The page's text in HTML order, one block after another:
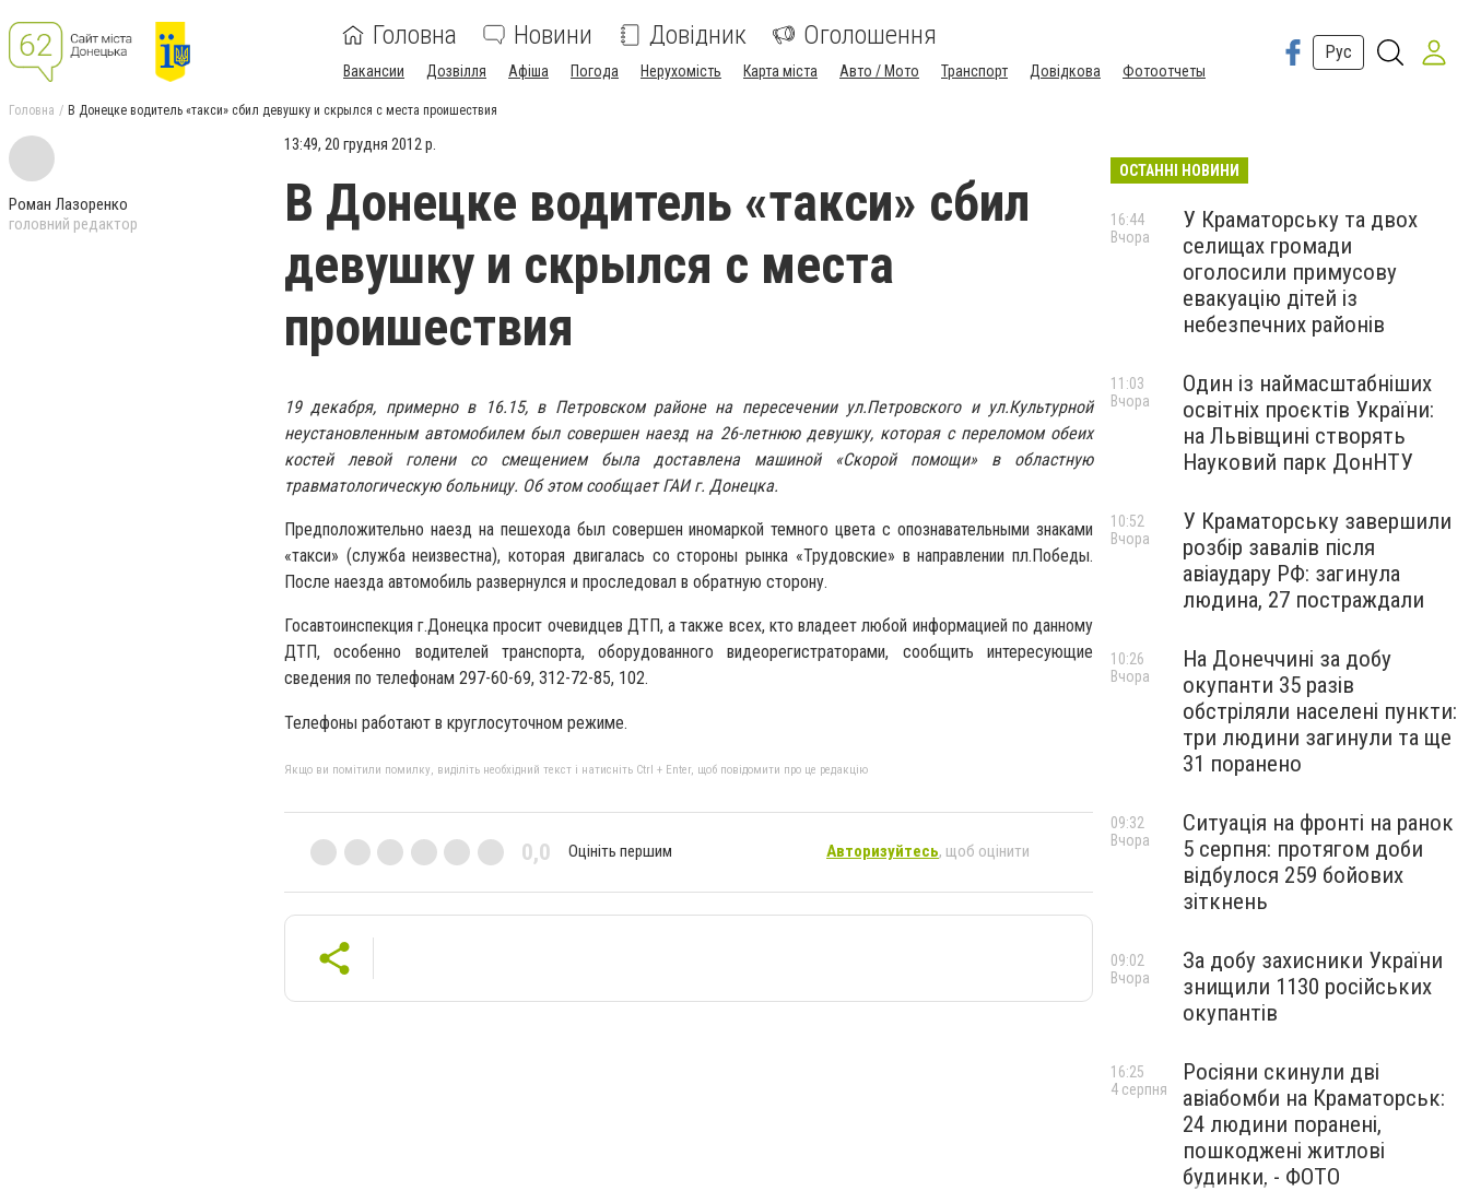
Головна Новини Довідник Оголошення
Вакансии Дозвілля Афіша Погода Нерухомість Карта міста Авто / Мото Транспорт Довідкова Фотоотчеты
Рус
Головна В Донецке водитель «такси» сбил девушку и скрылся с места проишествия
Роман Лазоренко
головний редактор
13:49, 20 грудня 2012 р.
В Донецке водитель «такси» сбил
девушку и скрылся с места
проишествия
19 декабря, примерно в 16.15, в Петровском районе на пересечении ул.Петровского и ул.Культурной
неустановленным автомобилем был совершен наезд на 26-летнюю девушку, которая с переломом обеих
костей левой голени со смещением была доставлена машиной «Скорой помощи» в областную
травматологическую больницу. Об этом сообщает ГАИ г. Донецка.
Предположительно наезд на пешехода был совершен иномаркой темного цвета с опознавательными знаками
«такси» (служба неизвестна), которая двигалась со стороны рынка «Трудовские» в направлении пл.Победы.
После наезда автомобиль развернулся и проследовал в обратную сторону.
Госавтоинспекция г.Донецка просит очевидцев ДТП, а также всех, кто владеет любой информацией по данному
ДТП, особенно водителей транспорта, оборудованного видеорегистраторами, сообщить интересующие
сведения по телефонам 297-60-69, 312-72-85, 102.
Телефоны работают в круглосуточном режиме.
Якщо ви помітили помилку, виділіть необхідний текст і натисніть Ctrl + Enter, щоб повідомити про це редакцію
0,0 Оцініть першим Авторизуйтесь, щоб оцінити
ОСТАННІ НОВИНИ
У Краматорську та двох
селищах громади
оголосили примусову
евакуацію дітей із
небезпечних районів
16:44
Вчора
Один із наймасштабніших
освітніх проєктів України:
на Львівщині створять
Науковий парк ДонНТУ
11:03
Вчора
У Краматорську завершили
розбір завалів після
авіаудару РФ: загинула
людина, 27 постраждали
10:52
Вчора
На Донеччині за добу
окупанти 35 разів
обстріляли населені пункти:
три людини загинули та ще
31 поранено
10:26
Вчора
Ситуація на фронті на ранок
5 серпня: протягом доби
відбулося 259 бойових
зіткнень
09:32
Вчора
За добу захисники України
знищили 1130 російських
окупантів
09:02
Вчора
Росіяни скинули дві
авіабомби на Краматорськ:
24 людини поранені,
пошкоджені житлові
будинки, - ФОТО
16:25
4 серпня